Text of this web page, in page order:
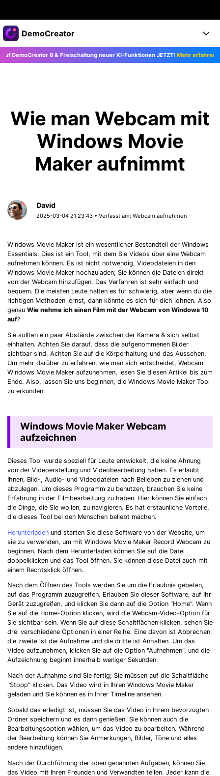
Top-Produkte
KI-gestützte digitale Kreativität
Dienstprogramme
Business
DemoCreator
Produkte
Alle Funktionen >
KI Tipps
Alle KI Funktionen >
Lösungen
DemoCreator für
Mehr Lösungen finden >
Hilfezentrum
Business
DOWNLOAD JETZT KAUFENAnmelden
8 & Freischaltung neuer KI-Funktionen JETZT! Mehr erfahren >>
Wie man Webcam mit
Windows Movie
Maker aufnimmt
David
2025-03-04 21:23:43 • Verfasst am:Webcam aufnehmen
Windows Movie Maker ist ein wesentlicher Bestandteil der Windows
Essentials. Dies ist ein Tool, mit dem Sie Videos über eine Webcam
aufnehmen können. Es ist nicht notwendig, Videodateien in den
Windows Movie Maker hochzuladen; Sie können die Dateien direkt
von der Webcam hinzufügen. Das Verfahren ist sehr einfach und
bequem. Die meisten Leute halten es für schwierig, aber wenn du die
richtigen Methoden lernst, dann könnte es sich für dich lohnen. Also
genau Wie nehme ich einen Film mit der Webcam von Windows 10
auf?
Sie sollten ein paar Abstände zwischen der Kamera & sich selbst
einhalten. Achten Sie darauf, dass die aufgenommenen Bilder
sichtbar sind. Achten Sie auf die Körperhaltung und das Aussehen.
Um mehr darüber zu erfahren, wie man sich entscheidet, Webcam
Windows Movie Maker aufzunehmen, lesen Sie diesen Artikel bis zum
Ende. Also, lassen Sie uns beginnen, die Windows Movie Maker Tool
zu erkunden.
Windows Movie Maker Webcam
aufzeichnen
Dieses Tool wurde speziell für Leute entwickelt, die keine Ahnung
von der Videoerstellung und Videobearbeitung haben. Es erlaubt
Ihnen, Bild-, Audio- und Videodateien nach Belieben zu ziehen und
abzulegen. Um dieses Programm zu benutzen, brauchen Sie keine
Erfahrung in der Filmbearbeitung zu haben. Hier können Sie einfach
die Dinge, die Sie wollen, zu navigieren. Es hat erstaunliche Vorteile,
die dieses Tool bei den Menschen beliebt machen.
Herunterladen und starten Sie diese Software von der Website, um
sie zu verwenden, um mit Windows Movie Maker Record Webcam zu
beginnen. Nach dem Herunterladen können Sie auf die Datei
doppelklicken und das Tool öffnen. Sie können diese Datei auch mit
einem Rechtsklick öffnen.
Nach dem Öffnen des Tools werden Sie um die Erlaubnis gebeten,
auf das Programm zuzugreifen. Erlauben Sie dieser Software, auf Ihr
Gerät zuzugreifen, und klicken Sie dann auf die Option "Home". Wenn
Sie auf die Home-Option klicken, wird die Webcam-Video-Option für
Sie sichtbar sein. Wenn Sie auf diese Schaltflächen klicken, sehen Sie
drei verschiedene Optionen in einer Reihe. Eine davon ist Abbrechen,
die zweite ist die Aufnahme und die dritte ist Anhalten. Um das
Video aufzunehmen, klicken Sie auf die Option "Aufnehmen", und die
Aufzeichnung beginnt innerhalb weniger Sekunden.
Nach der Aufnahme sind Sie fertig; Sie müssen auf die Schaltfläche
"Stopp" klicken. Das Video wird in Ihren Windows Movie Maker
geladen und Sie können es in Ihrer Timeline ansehen.
Sobald das erledigt ist, müssen Sie das Video in Ihrem bevorzugten
Ordner speichern und es dann genießen. Sie können auch die
Bearbeitungsoption wählen, um das Video zu bearbeiten. Während
der Bearbeitung können Sie Anmerkungen, Bilder, Töne und alles
andere hinzufügen.
Nach der Durchführung der oben genannten Aufgaben, können Sie
das Video mit Ihren Freunden und Verwandten teilen. Jeder kann die